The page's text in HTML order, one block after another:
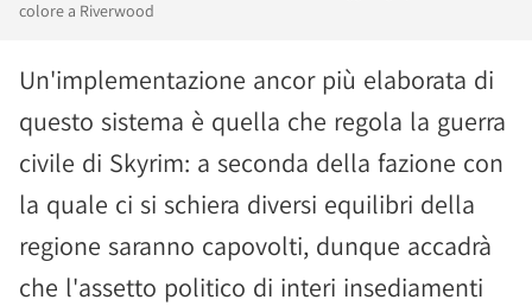
colore a Riverwood
Un'implementazione ancor più elaborata di
questo sistema è quella che regola la guerra
civile di Skyrim: a seconda della fazione con
la quale ci si schiera diversi equilibri della
regione saranno capovolti, dunque accadrà
che l'assetto politico di interi insediamenti